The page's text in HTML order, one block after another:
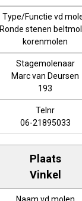
Ronde stenen
korenmolen
Marc van Deursen
193
06-21895033
Vinkel